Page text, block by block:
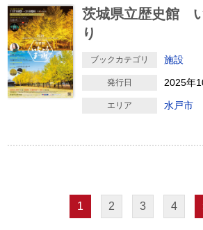
茨城県立歴史館
り
ブックカテゴリ 施設
発行日 2025年
エリア 水戸市
1 2 3 4